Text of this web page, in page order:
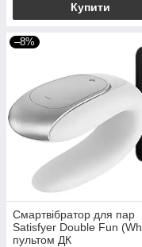
Купити
–8%
Смартвібратор для пар
Satisfyer Double Fun
пультом ДК